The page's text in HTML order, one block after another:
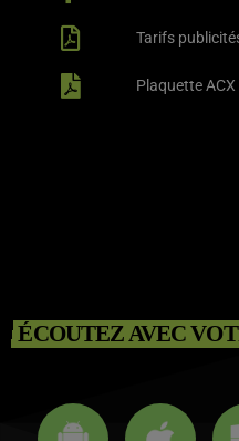
Tarifs
Plaquette ACX
ÉCOUTEZ AVEC